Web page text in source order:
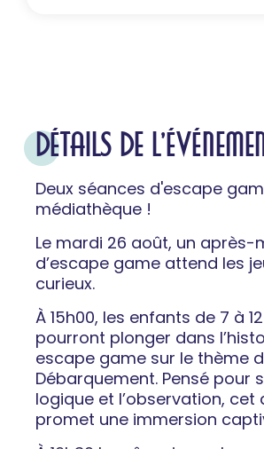
DÉTAILS DE
Deux séances d'escape
médiathèque !
Le mardi 26 août, un après-
d’escape game attend les
curieux.
À 15h00, les enfants de 7 à
pourront plonger dans
escape game sur le thème
Débarquement. Pensé pour
logique et l’observation, cet
promet une immersion